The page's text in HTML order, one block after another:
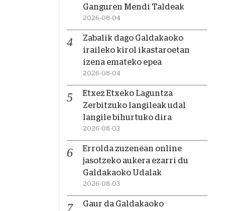
Ganguren Mendi Taldeak
2026-08-04
Zabalik dago Galdakaoko
iraileko kirol ikastaroetan
izena emateko epea
2026-08-04
Etxez Etxeko Laguntza
Zerbitzuko langileak udal
langile bihurtuko dira
2026-08-03
Errolda zuzenean online
jasotzeko aukera ezarri du
Galdakaoko Udalak
2026-08-03
Gaur da Galdakaoko